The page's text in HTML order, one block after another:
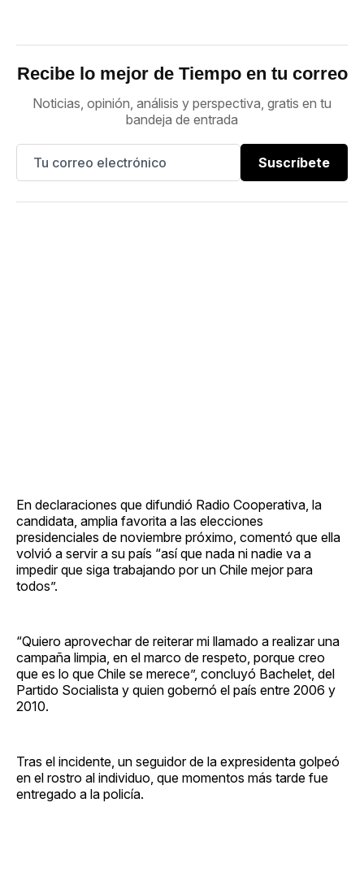
Recibe lo mejor de Tiempo en tu correo
Noticias, opinión, análisis y perspectiva, gratis en tu
bandeja de entrada
Suscríbete
En declaraciones que difundió Radio Cooperativa, la
candidata, amplia favorita a las elecciones
presidenciales de noviembre próximo, comentó que ella
volvió a servir a su país “así que nada ni nadie va a
impedir que siga trabajando por un Chile mejor para
todos”.
“Quiero aprovechar de reiterar mi llamado a realizar una
campaña limpia, en el marco de respeto, porque creo
que es lo que Chile se merece”, concluyó Bachelet, del
Partido Socialista y quien gobernó el país entre 2006 y
2010.
Tras el incidente, un seguidor de la expresidenta golpeó
en el rostro al individuo, que momentos más tarde fue
entregado a la policía.